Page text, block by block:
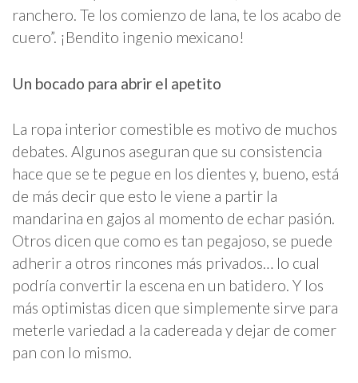
ranchero. Te los comienzo de lana, te los acabo de
cuero”. ¡Bendito ingenio mexicano!
Un bocado para abrir el apetito
La ropa interior comestible es motivo de muchos
debates. Algunos aseguran que su consistencia
hace que se te pegue en los dientes y, bueno, está
de más decir que esto le viene a partir la
mandarina en gajos al momento de echar pasión.
Otros dicen que como es tan pegajoso, se puede
adherir a otros rincones más privados… lo cual
podría convertir la escena en un batidero. Y los
más optimistas dicen que simplemente sirve para
meterle variedad a la cadereada y dejar de comer
pan con lo mismo.